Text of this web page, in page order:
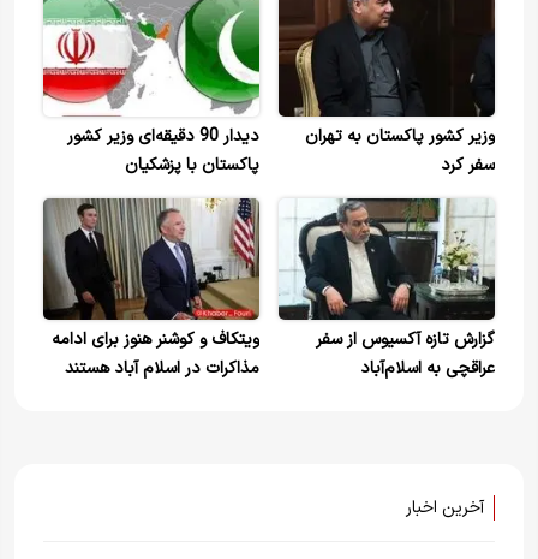
وزیر کشور پاکستان به تهران
سفر کرد
دیدار 90 دقیقه‌ای وزیر کشور
پاکستان با پزشکیان
گزارش تازه آکسیوس از سفر
عراقچی به اسلام‌آباد
ویتکاف و کوشنر هنوز برای ادامه
مذاکرات در اسلام آباد هستند
آخرین اخبار